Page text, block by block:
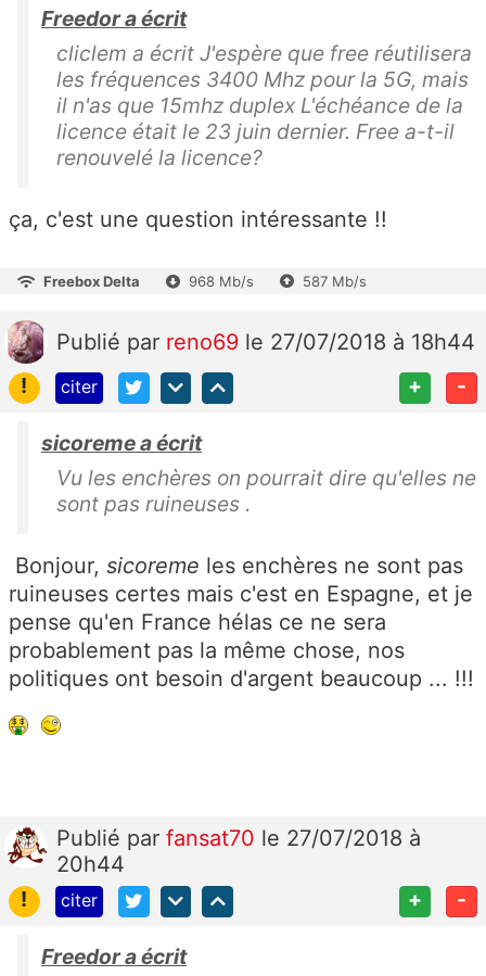
Freedor a écrit
cliclem a écrit J'espère que free réutilisera
les fréquences 3400 Mhz pour la 5G, mais
il n'as que 15mhz duplex L'échéance de la
licence était le 23 juin dernier. Free a-t-il
renouvelé la licence?
ça, c'est une question intéressante !!
Freebox Delta 968 Mb/s 587 Mb/s
Publié par reno69 le 27/07/2018 à 18h44
!
citer + -
sicoreme a écrit
Vu les enchères on pourrait dire qu'elles ne
sont pas ruineuses .
Bonjour, sicoreme les enchères ne sont pas
ruineuses certes mais c'est en Espagne, et je
pense qu'en France hélas ce ne sera
probablement pas la même chose, nos
politiques ont besoin d'argent beaucoup ... !!!
Publié par fansat70 le 27/07/2018 à
20h44
!
citer + -
Freedor a écrit